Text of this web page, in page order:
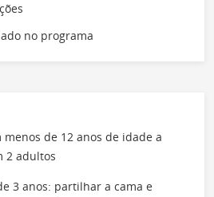
no programa
de 12 anos de idade a
2 adultos
3 anos: partilhar a cama e